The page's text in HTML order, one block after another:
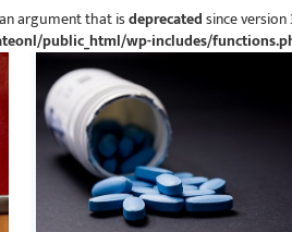
argument that isdeprecatedsince version
public_html/wp-includes/